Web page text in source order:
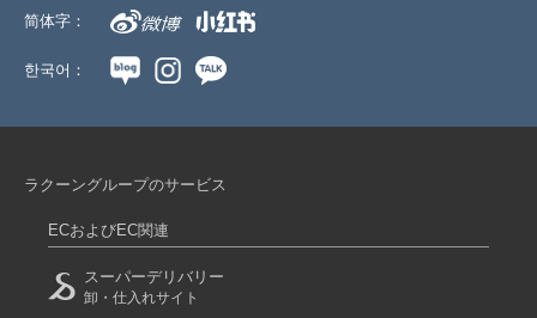
简体字：
한국어：
ラクーングループのサービス
ECおよびEC関連
スーパーデリバリー
卸・仕入れサイト